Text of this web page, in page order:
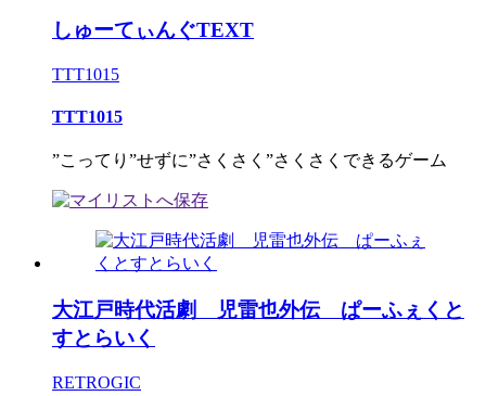
しゅーてぃんぐTEXT
TTT1015
TTT1015
”こってり”せずに”さくさく”さくさくできるゲーム
大江戸時代活劇 児雷也外伝 ぱーふぇくと
すとらいく
RETROGIC